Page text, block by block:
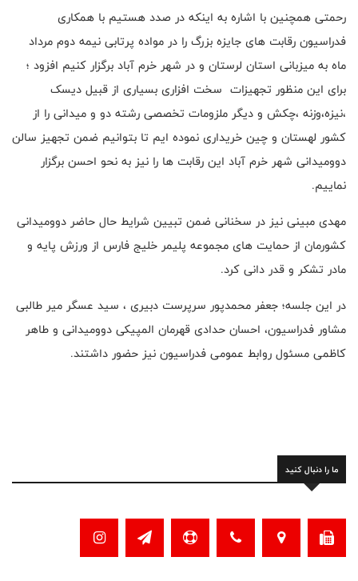
رحمتی همچنین با اشاره به اینکه در صدد هستیم با همکاری
فدراسیون رقابت های جایزه بزرگ را در مواده پرتابی نیمه دوم مرداد
ماه به میزبانی استان لرستان و در شهر خرم آباد برگزار کنیم افزود ؛
برای این منظور تجهیزات سخت افزاری بسیاری از قبیل دیسک
،نیزه،وزنه ،چکش و دیگر ملزومات تخصصی رشته دو و میدانی را از
کشور لهستان و چین خریداری نموده ایم تا بتوانیم ضمن تجهیز سالن
دوومیدانی شهر خرم آباد این رقابت ها را نیز به نحو احسن برگزار
نماییم.
مهدی مبینی نیز در سخنانی ضمن تبیین شرایط حال حاضر دوومیدانی
کشورمان از حمایت های مجموعه پلیمر خلیج فارس از ورزش پایه و
مادر تشکر و قدر دانی کرد.
در این جلسه؛ جعفر محمدپور سرپرست دبیری ، سید عسگر میر طالبی
مشاور فدراسیون، احسان حدادی قهرمان المپیکی دوومیدانی و طاهر
کاظمی مسئول روابط عمومی فدراسیون نیز حضور داشتند.
ما را دنبال کنید